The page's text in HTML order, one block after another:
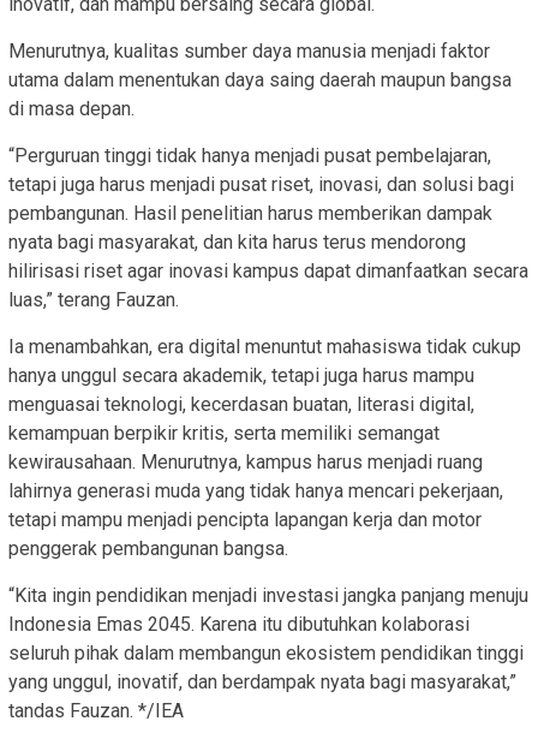
inovatif, dan mampu bersaing secara global.
Menurutnya, kualitas sumber daya manusia menjadi faktor
utama dalam menentukan daya saing daerah maupun bangsa
di masa depan.
“Perguruan tinggi tidak hanya menjadi pusat pembelajaran,
tetapi juga harus menjadi pusat riset, inovasi, dan solusi bagi
pembangunan. Hasil penelitian harus memberikan dampak
nyata bagi masyarakat, dan kita harus terus mendorong
hilirisasi riset agar inovasi kampus dapat dimanfaatkan secara
luas,” terang Fauzan.
Ia menambahkan, era digital menuntut mahasiswa tidak cukup
hanya unggul secara akademik, tetapi juga harus mampu
menguasai teknologi, kecerdasan buatan, literasi digital,
kemampuan berpikir kritis, serta memiliki semangat
kewirausahaan. Menurutnya, kampus harus menjadi ruang
lahirnya generasi muda yang tidak hanya mencari pekerjaan,
tetapi mampu menjadi pencipta lapangan kerja dan motor
penggerak pembangunan bangsa.
“Kita ingin pendidikan menjadi investasi jangka panjang menuju
Indonesia Emas 2045. Karena itu dibutuhkan kolaborasi
seluruh pihak dalam membangun ekosistem pendidikan tinggi
yang unggul, inovatif, dan berdampak nyata bagi masyarakat,”
tandas Fauzan. */IEA